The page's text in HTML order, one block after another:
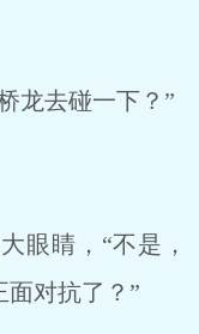
龙去碰一下？”
眼睛，“不是，
对抗了？”